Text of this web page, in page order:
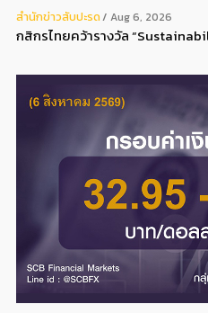
สํานักข่าวสับปะรด Aug 6, 2026
กสิกรไทยคว้ารางวัล